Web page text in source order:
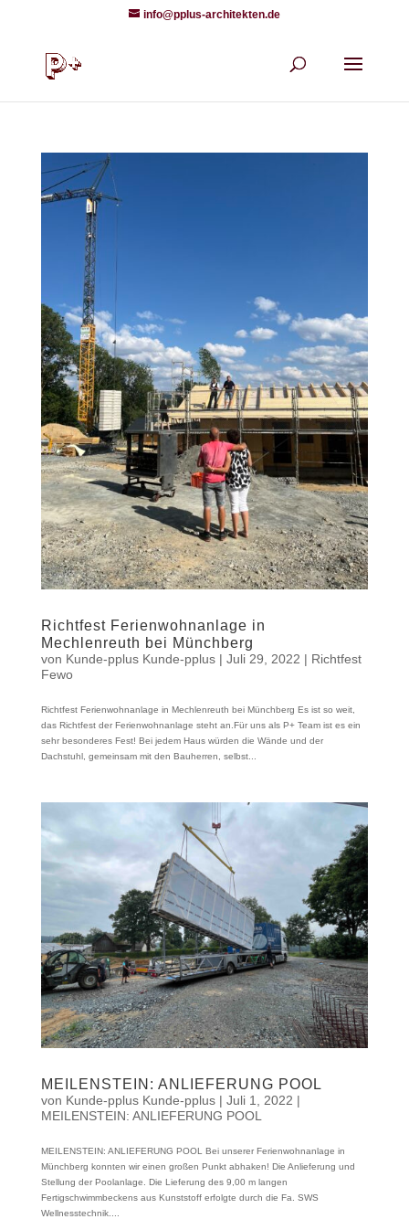
info@pplus-architekten.de
Richtfest Ferienwohnanlage in
Mechlenreuth bei Münchberg
von Kunde-pplus Kunde-pplus| Juli 29, 2022 | Richtfest
Fewo
Richtfest Ferienwohnanlage in Mechlenreuth bei Münchberg Es ist so weit,
das Richtfest der Ferienwohnanlage steht an.Für uns als P+ Team ist es ein
sehr besonderes Fest! Bei jedem Haus würden die Wände und der
Dachstuhl, gemeinsam mit den Bauherren, selbst...
MEILENSTEIN: ANLIEFERUNG POOL
von Kunde-pplus Kunde-pplus| Juli 1, 2022 |
MEILENSTEIN: ANLIEFERUNG POOL
MEILENSTEIN: ANLIEFERUNG POOL Bei unserer Ferienwohnanlage in
Münchberg konnten wir einen großen Punkt abhaken! Die Anlieferung und
Stellung der Poolanlage. Die Lieferung des 9,00 m langen
Fertigschwimmbeckens aus Kunststoff erfolgte durch die Fa. SWS
Wellnesstechnik....